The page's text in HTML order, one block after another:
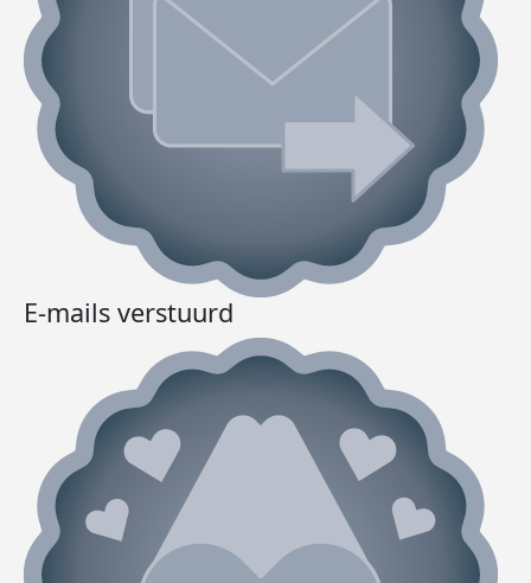
E-mails verstuurd